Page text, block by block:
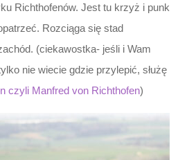
Richthofenów. Jest tu krzyż i punk
Rozciąga się stad
(ciekawostka- jeśli i Wam
nie wiecie gdzie przylepić, służę
czyli Manfred von Richthofen)